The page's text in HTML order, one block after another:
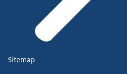
Sitemap